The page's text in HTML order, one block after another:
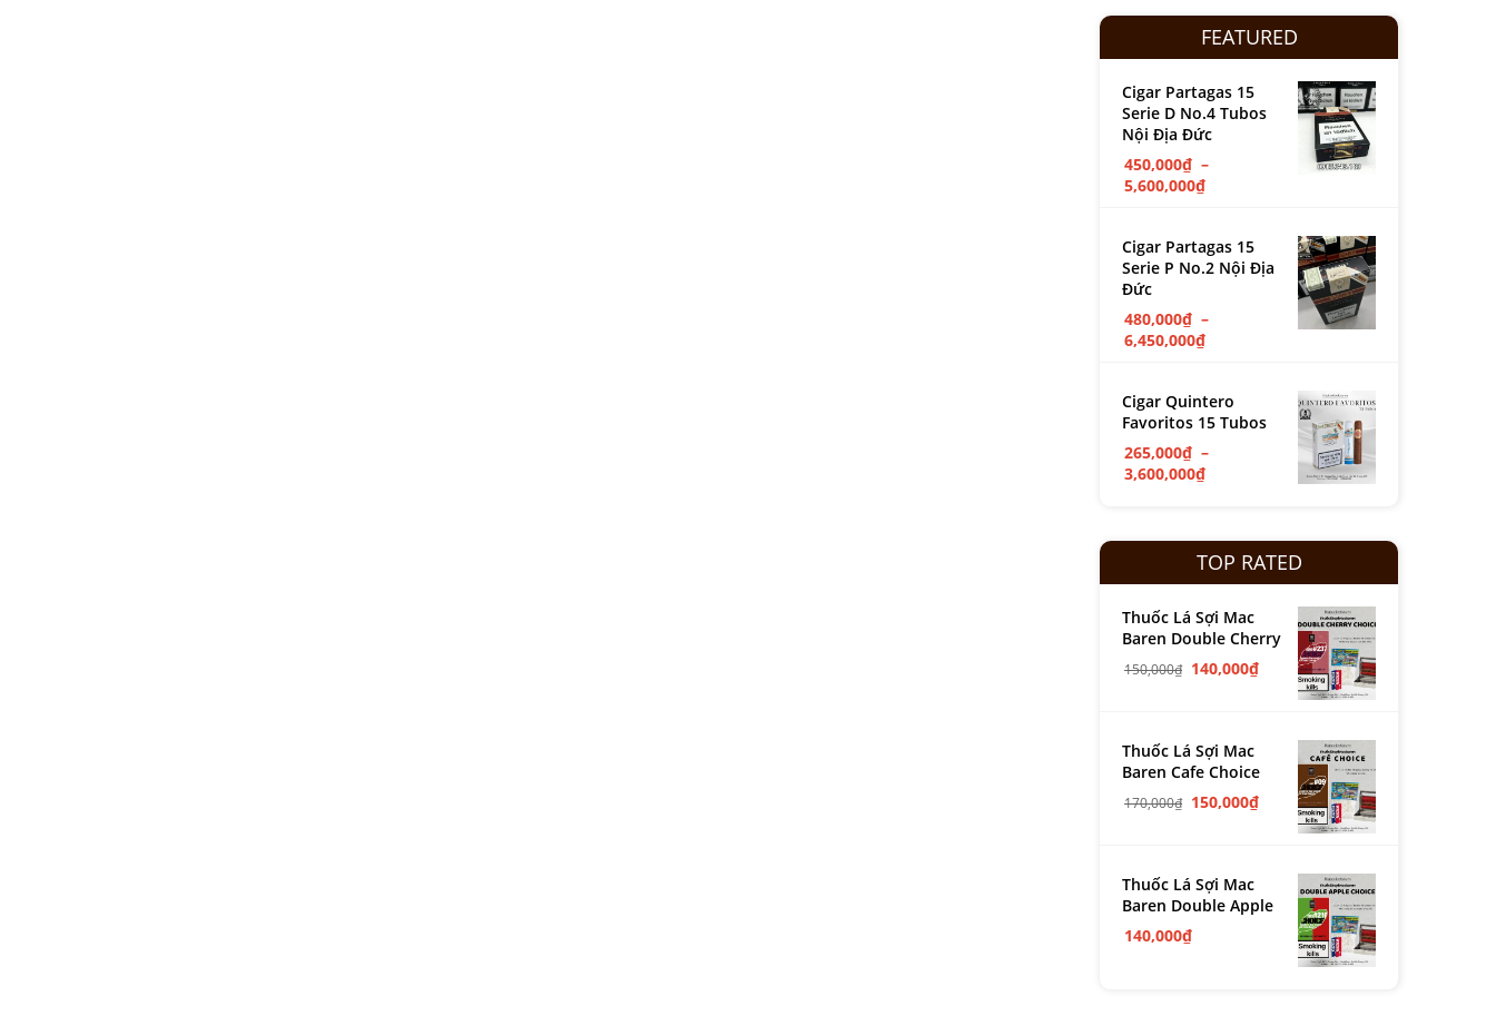
FEATURED
Cigar Partagas 15
Serie D No.4 Tubos
Nội Địa Đức
450,000₫ –
5,600,000₫
Cigar Partagas 15
Serie P No.2 Nội Địa
Đức
480,000₫ –
6,450,000₫
Cigar Quintero
Favoritos 15 Tubos
265,000₫ –
3,600,000₫
TOP RATED
Thuốc Lá Sợi Mac
Baren Double Cherry
150,000₫ 140,000₫
Thuốc Lá Sợi Mac
Baren Cafe Choice
170,000₫ 150,000₫
Thuốc Lá Sợi Mac
Baren Double Apple
140,000₫